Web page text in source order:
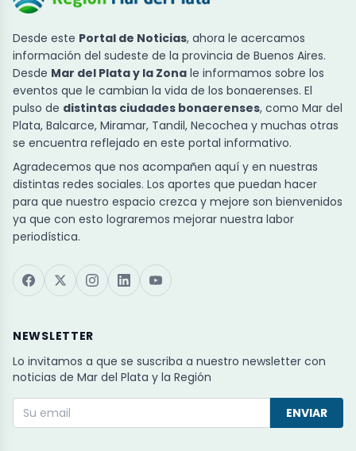
Desde este Portal de Noticias, ahora le acercamos
información del sudeste de la provincia de Buenos Aires.
Desde Mar del Plata y la Zona le informamos sobre los
eventos que le cambian la vida de los bonaerenses. El
pulso de distintas ciudades bonaerenses, como Mar del
Plata, Balcarce, Miramar, Tandil, Necochea y muchas otras
se encuentra reflejado en este portal informativo.
Agradecemos que nos acompañen aquí y en nuestras
distintas redes sociales. Los aportes que puedan hacer
para que nuestro espacio crezca y mejore son bienvenidos
ya que con esto lograremos mejorar nuestra labor
periodística.
NEWSLETTER
Lo invitamos a que se suscriba a nuestro newsletter con
noticias de Mar del Plata y la Región
ENVIAR